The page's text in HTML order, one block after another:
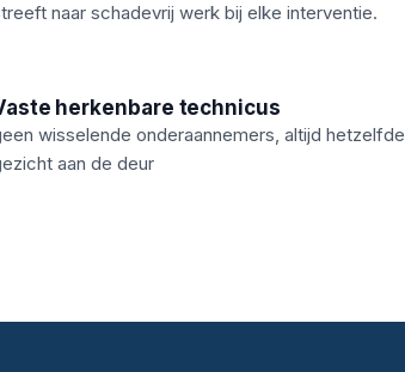
naar schadevrij werk bij elke interventie.
herkenbare technicus
wisselende onderaannemers, altijd hetzelfde
aan de deur